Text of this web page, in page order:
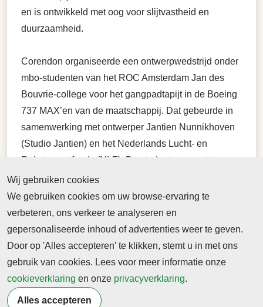
en is ontwikkeld met oog voor slijtvastheid en
duurzaamheid.
Corendon organiseerde een ontwerpwedstrijd onder
mbo-studenten van het ROC Amsterdam Jan des
Bouvrie-college voor het gangpadtapijt in de Boeing
737 MAX’en van de maatschappij. Dat gebeurde in
samenwerking met ontwerper Jantien Nunnikhoven
(Studio Jantien) en het Nederlands Lucht- en
Ruimtevaartfonds (NLF). De studenten moesten een
zo duurzaam mogelijk, slijtvast en aantrekkelijk
gangpad vormgeven voor Corendons vloot.
Wij gebruiken cookies
We gebruiken cookies om uw browse-ervaring te
verbeteren, ons verkeer te analyseren en
gepersonaliseerde inhoud of advertenties weer te geven.
Door op 'Alles accepteren' te klikken, stemt u in met ons
gebruik van cookies. Lees voor meer informatie onze
cookieverklaring en onze privacyverklaring.
Alles accepteren